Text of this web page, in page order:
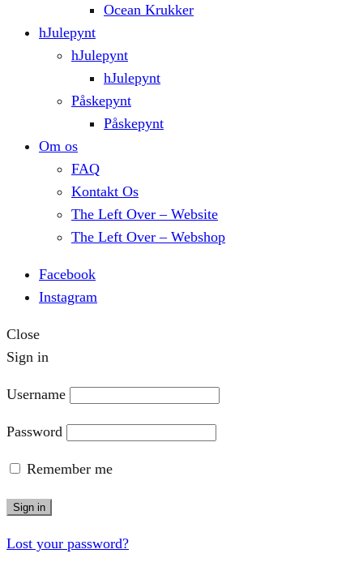
Ocean Krukker
hJulepynt
hJulepynt
hJulepynt
Påskepynt
Påskepynt
Om os
FAQ
Kontakt Os
The Left Over – Website
The Left Over – Webshop
Facebook
Instagram
Close
Sign in
Username
Password
Remember me
Sign in
Lost your password?